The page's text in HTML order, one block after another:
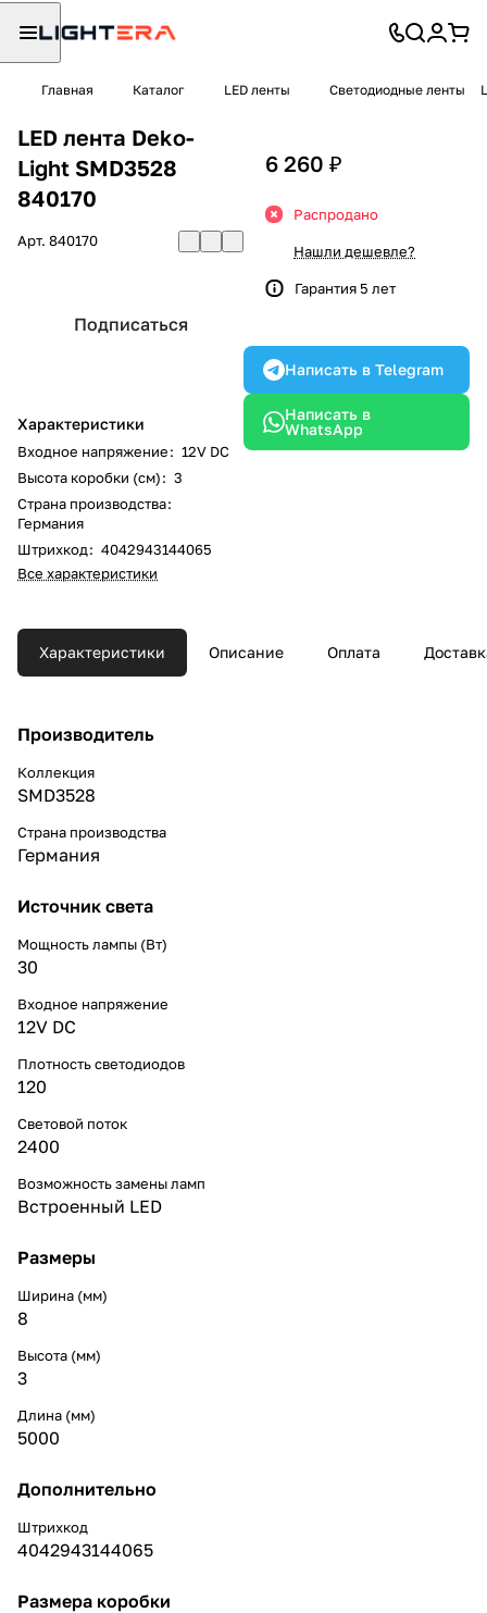
Главная Каталог LED ленты Светодиодные ленты
LED лента Deko-
Light SMD3528
840170
Арт. 840170
Подписаться
Характеристики
Входное напряжение: 12V DC
Высота коробки (см): 3
Страна производства:
Германия
Штрихкод: 4042943144065
Все характеристики
6 260 ₽
Распродано
Нашли дешевле?
Гарантия 5 лет
Написать в Telegram
Написать в
WhatsApp
Характеристики Описание Оплата
Производитель
Коллекция
SMD3528
Страна производства
Германия
Источник света
Мощность лампы (Вт)
30
Входное напряжение
12V DC
Плотность светодиодов
120
Световой поток
2400
Возможность замены ламп
Встроенный LED
Размеры
Ширина (мм)
8
Высота (мм)
3
Длина (мм)
5000
Дополнительно
Штрихкод
4042943144065
Размера коробки